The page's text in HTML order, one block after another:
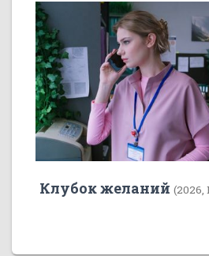
Клубок желаний (2026,